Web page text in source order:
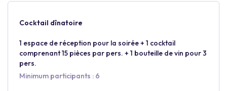
Cocktail dînatoire
1 espace de réception pour la soirée + 1 cocktail
comprenant 15 pièces par pers. + 1 bouteille de vin pour 3
pers.
Minimum participants : 6